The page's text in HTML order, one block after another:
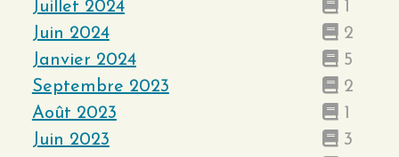
Juillet 2024
1
Juin 2024
2
Janvier 2024
5
Septembre 2023
2
Août 2023
1
Juin 2023
3